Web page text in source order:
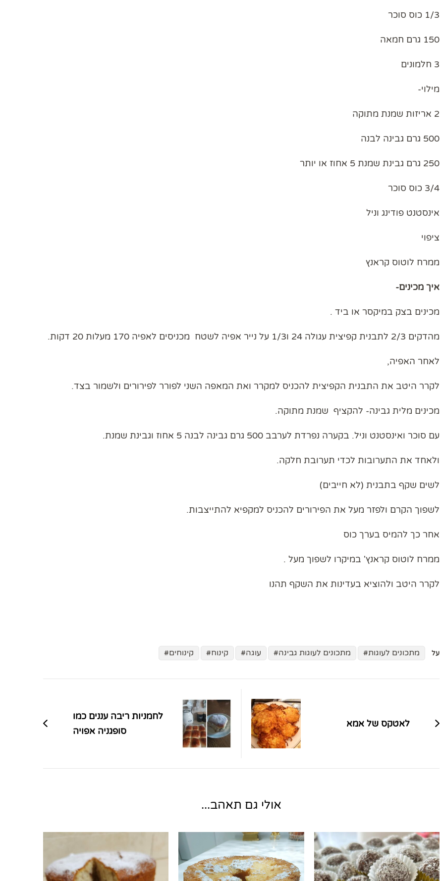
1/3 כוס סוכר
150 גרם חמאה
3 חלמונים
מילוי-
2 אריזות שמנת מתוקה
500 גרם גבינה לבנה
250 גרם גבינת שמנת 5 אחוז או יותר
3/4 כוס סוכר
אינסטנט פודינג וניל
ציפוי
ממרח לוטוס קראנץ
איך מכינים-
מכינים בצק במיקסר או ביד .
מהדקים 2/3 לתבנית קפיצית עגולה 24 ו1/3 על נייר אפיה לשטח מכניסים לאפיה 170 מעלות 20 דקות.
לאחר האפיה,
לקרר היטב את התבנית הקפיצית להכניס למקרר ואת המאפה השני לפורר לפירורים ולשמור בצד.
מכינים מלית גבינה- להקציף שמנת מתוקה.
עם סוכר ואינסטנט וניל. בקערה נפרדת לערבב 500 גרם גבינה לבנה 5 אחוז וגבינת שמנת.
ולאחד את התערובות לכדי תערובת חלקה.
לשים שקף בתבנית (לא חייבים)
לשפוך הקרם ולפזר מעל את הפירורים להכניס למקפיא להתייצבות.
אחר כך להמיס בערך כוס
ממרח לוטוס קראנץ' במיקרו לשפוך מעל .
לקרר היטב ולהוציא בעדינות את השקף תהנו
על מתכונים לעוגות מתכונים לעוגות גבינה עוגה קינוח קינוחים
לחמניות ריבה עננים כמו
סופגניה אפויה
לאטקס של אמא
אולי גם תאהב...